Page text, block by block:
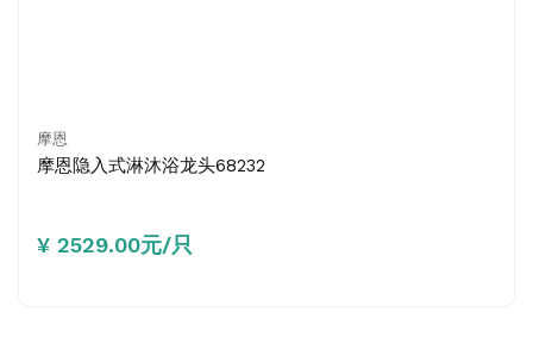
摩恩
摩恩隐入式淋沐浴龙头68232
¥ 2529.00元/只